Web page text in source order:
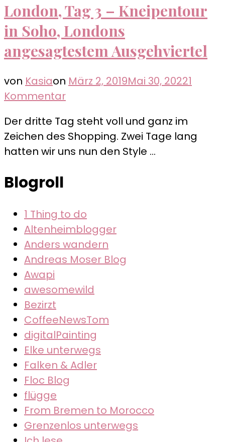
London, Tag 3 – Kneipentour
in Soho, Londons
angesagtestem Ausgehviertel
von Kasiaon März 2, 2019Mai 30, 20221
Kommentarzu
Tag
3
–
Londons
angesagtestem
Ausgehviertel
Der dritte Tag steht voll und ganz im
Zeichen des Shopping. Zwei Tage lang
hatten wir uns nun den Style …
Blogroll
1 Thing to do
Altenheimblogger
Anders wandern
Andreas Moser Blog
Awapi
awesomewild
Bezirzt
CoffeeNewsTom
digitalPainting
Elke unterwegs
Falken & Adler
Floc Blog
flügge
From Bremen to Morocco
Grenzenlos unterwegs